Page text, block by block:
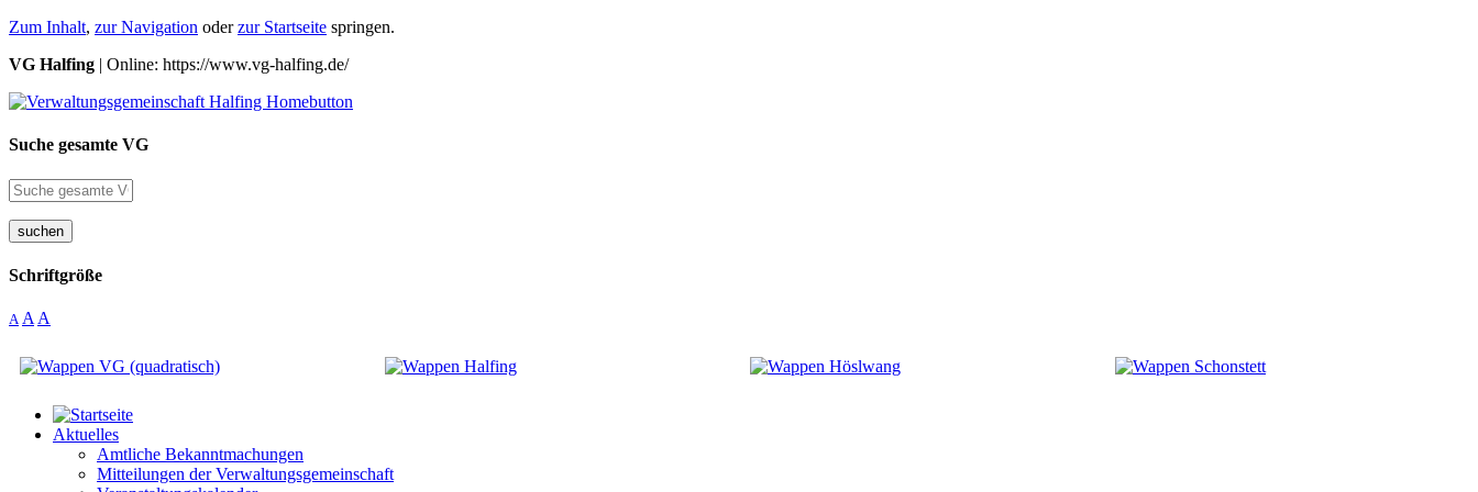
Zum Inhalt, zur Navigation oderzur Startseite springen.
VG Halfing | Online: https://www.vg-halfing.de/
Suche gesamte VG
suchen
Schriftgröße
A A A
Aktuelles
Amtliche Bekanntmachungen
Mitteilungen der Verwaltungsgemeinschaft